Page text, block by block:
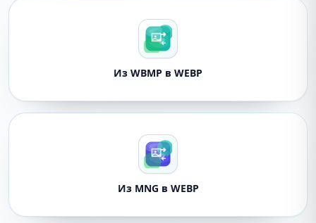
Из WBMP в WEBP
Из MNG в WEBP